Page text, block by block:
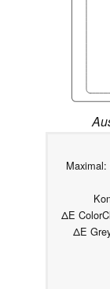
Maximal:
ΔE
ΔE